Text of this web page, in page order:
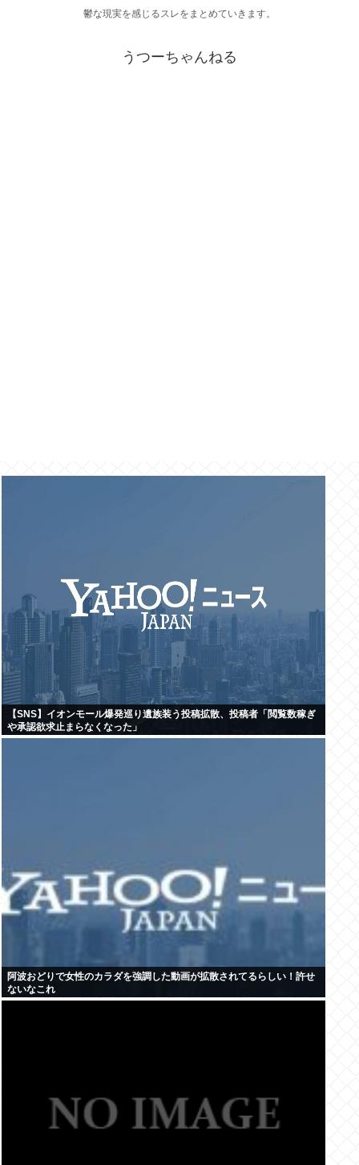
鬱な現実を感じるスレをまとめていきます。
うつーちゃんねる
【SNS】イオンモール爆発巡り遺族装う投稿拡散、投稿者「閲覧数稼ぎ
や承認欲求止まらなくなった」
阿波おどりで女性のカラダを強調した動画が拡散されてるらしい！許せ
ないなこれ